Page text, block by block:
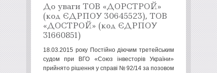
До уваги ТОВ «ДОРСТРОЙ»
(код ЄДРПОУ 30645523), ТОВ
«ДОСТРОЙ» (код ЄДРПОУ
31660851)
18.03.2015 року Постійно діючим третейським
судом при ВГО «Союз інвесторів України»
прийнято рішення у справі № 92/14 за позовом